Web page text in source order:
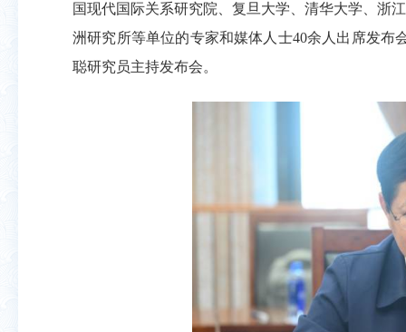
国现代国际关系研究院、复旦大学、清华大学、浙
洲研究所等单位的专家和媒体人士40余人出席发布
聪研究员主持发布会。